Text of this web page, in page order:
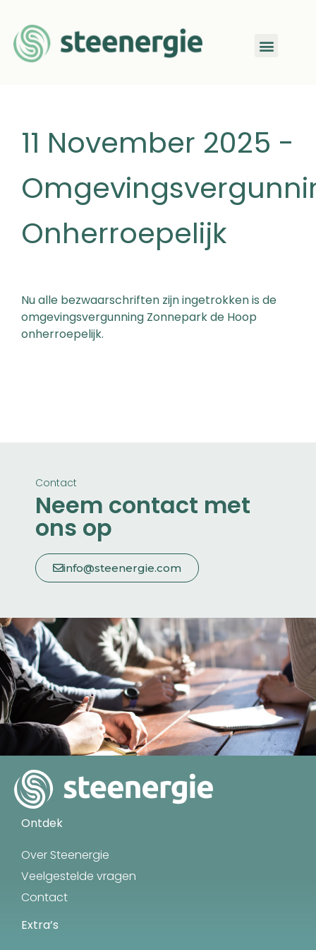
11 November 2025 -
Onherroepelijk
Nu alle bezwaarschriften zijn ingetrokken is de
omgevingsvergunning Zonnepark de Hoop
onherroepelijk.
Contact
Neem contact met
ons op
info@steenergie.com
Ontdek
Over Steenergie
Veelgestelde vragen
Contact
Extra’s